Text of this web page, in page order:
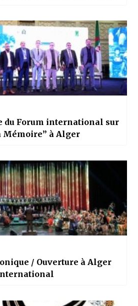
du Forum international sur
Mémoire” à Alger
/ Ouverture à Alger